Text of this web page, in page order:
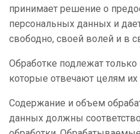
принимает решение о
персональных данных и
свободно, своей волей и в
Обработке подлежат
которые отвечают целям их
Содержание и объем
данных должны